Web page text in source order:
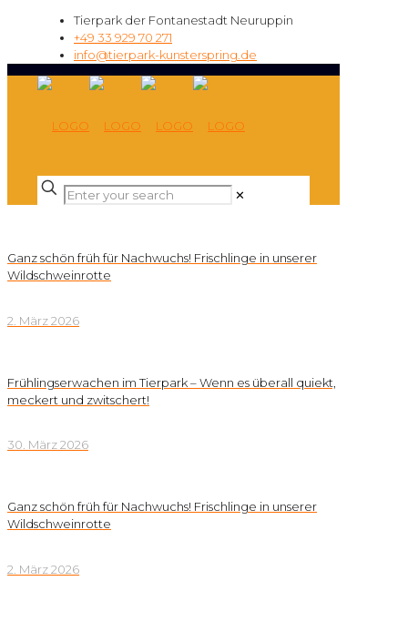
Tierpark der Fontanestadt Neuruppin
+49 33 929 70 271
info@tierpark-kunsterspring.de
✕
Ganz schön früh für Nachwuchs! Frischlinge in unserer
Wildschweinrotte
2. März 2026
Frühlingserwachen im Tierpark – Wenn es überall quiekt,
meckert und zwitschert!
30. März 2026
Ganz schön früh für Nachwuchs! Frischlinge in unserer
Wildschweinrotte
2. März 2026